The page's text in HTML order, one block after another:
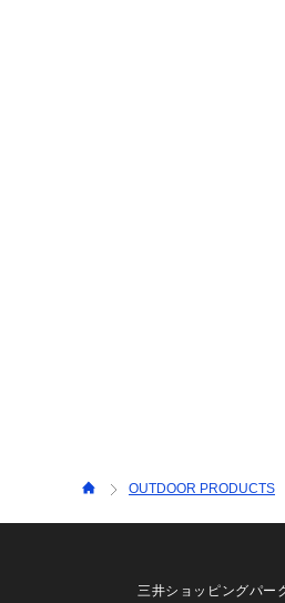
OUTDOOR PRODUCTS
三井ショッピングパー